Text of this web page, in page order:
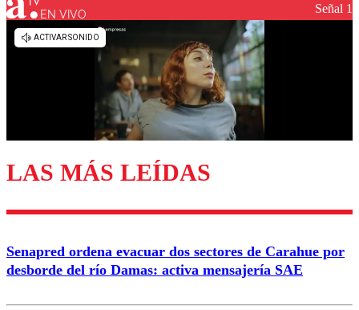
Los comentarios son moderados para garantizar un
diálogo respetuoso.
Enviar comentario
EN VIVO Señal 1
LAS MÁS LEÍDAS
Senapred ordena evacuar dos sectores de Carahue por
desborde del río Damas: activa mensajería SAE